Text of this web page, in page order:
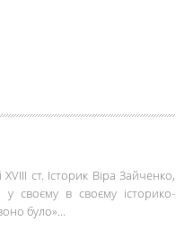
ст. Історик Віра Зайченко,
своєму в своєму історико-
було»...